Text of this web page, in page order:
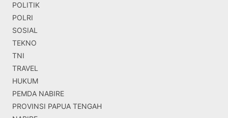
POLITIK
POLRI
SOSIAL
TEKNO
TNI
TRAVEL
HUKUM
PEMDA NABIRE
PROVINSI PAPUA TENGAH